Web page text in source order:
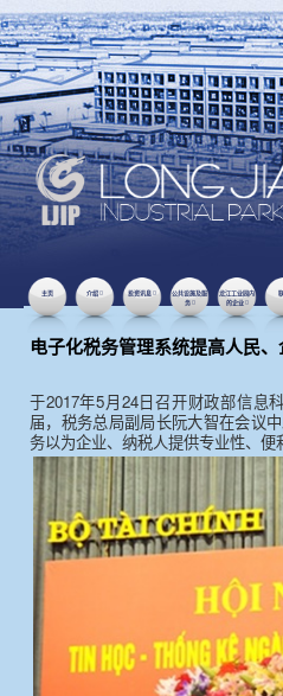
主页 介绍 投资讯息
公共设施及服
务
龙江工业园内
的企业
2017年6月05日 点击数：7319
电子化税务管理系统提高人民
于2017年5月 24日召开财政部信息
届，税务总局副局长阮大智在会议
务以为企业、纳税人提供专业性、便